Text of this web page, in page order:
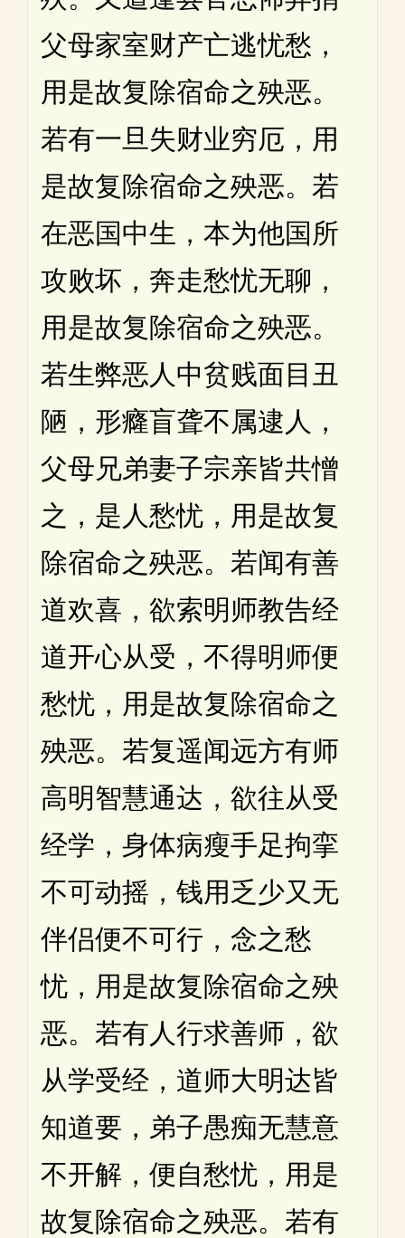
父母家室财产亡逃忧愁，
用是故复除宿命之殃恶。
若有一旦失财业穷厄，用
是故复除宿命之殃恶。若
在恶国中生，本为他国所
攻败坏，奔走愁忧无聊，
用是故复除宿命之殃恶。
若生弊恶人中贫贱面目丑
陋，形癃盲聋不属逮人，
父母兄弟妻子宗亲皆共憎
之，是人愁忧，用是故复
除宿命之殃恶。若闻有善
道欢喜，欲索明师教告经
道开心从受，不得明师便
愁忧，用是故复除宿命之
殃恶。若复遥闻远方有师
高明智慧通达，欲往从受
经学，身体病瘦手足拘挛
不可动摇，钱用乏少又无
伴侣便不可行，念之愁
忧，用是故复除宿命之殃
恶。若有人行求善师，欲
从学受经，道师大明达皆
知道要，弟子愚痴无慧意
不开解，便自愁忧，用是
故复除宿命之殃恶。若有